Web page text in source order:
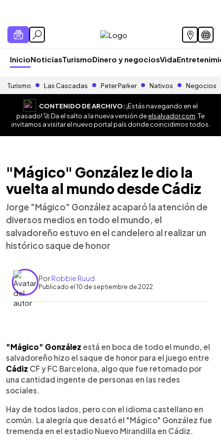
InicioNoticiasTurismoDinero y negociosVida
Turismo Las Cascadas Peter Parker Nativos Negocios
CONTENIDO DE ARCHIVO:¡Estás navegando en el
pasado! 🚀 Da el salto a la nueva versión deelsalvador.com . Te
invitamos a visitar el nuevo portal país donde coincidimos todos.
"Mágico" González le dio la
vuelta al mundo desde Cádiz
Jorge "Mágico" González acaparó la atención de
diversos medios en todo el mundo, el
salvadoreño estuvo en el candelero al realizar un
histórico saque de honor
PorRobbie Ruud
Publicado el 10 de septiembre de 2022
Escuchar artículo
"Mágico" González está en boca de todo el mundo, el
salvadoreño hizo el saque de honor para el juego entre
Cádiz CF y FC Barcelona, algo que fue retomado por
una cantidad ingente de personas en las redes
sociales.
Hay de todos lados, pero con el idioma castellano en
común. La alegría que desató el "Mágico" González fue
tremenda en el estadio Nuevo Mirandilla en Cádiz.